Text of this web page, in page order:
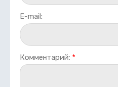
E-mail:
Комментарий: *